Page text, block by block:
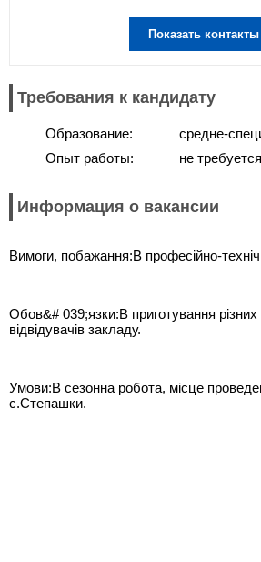
Показать контакты
Требования к кандидату
Образование:
Опыт работы:
средне-
не требуется
Информация о вакансии
Вимоги, побажання:В професійно-
Обов&# 039;язки:В приготування
відвідувачів закладу.
Умови:В сезонна робота, місце
с.Степашки.